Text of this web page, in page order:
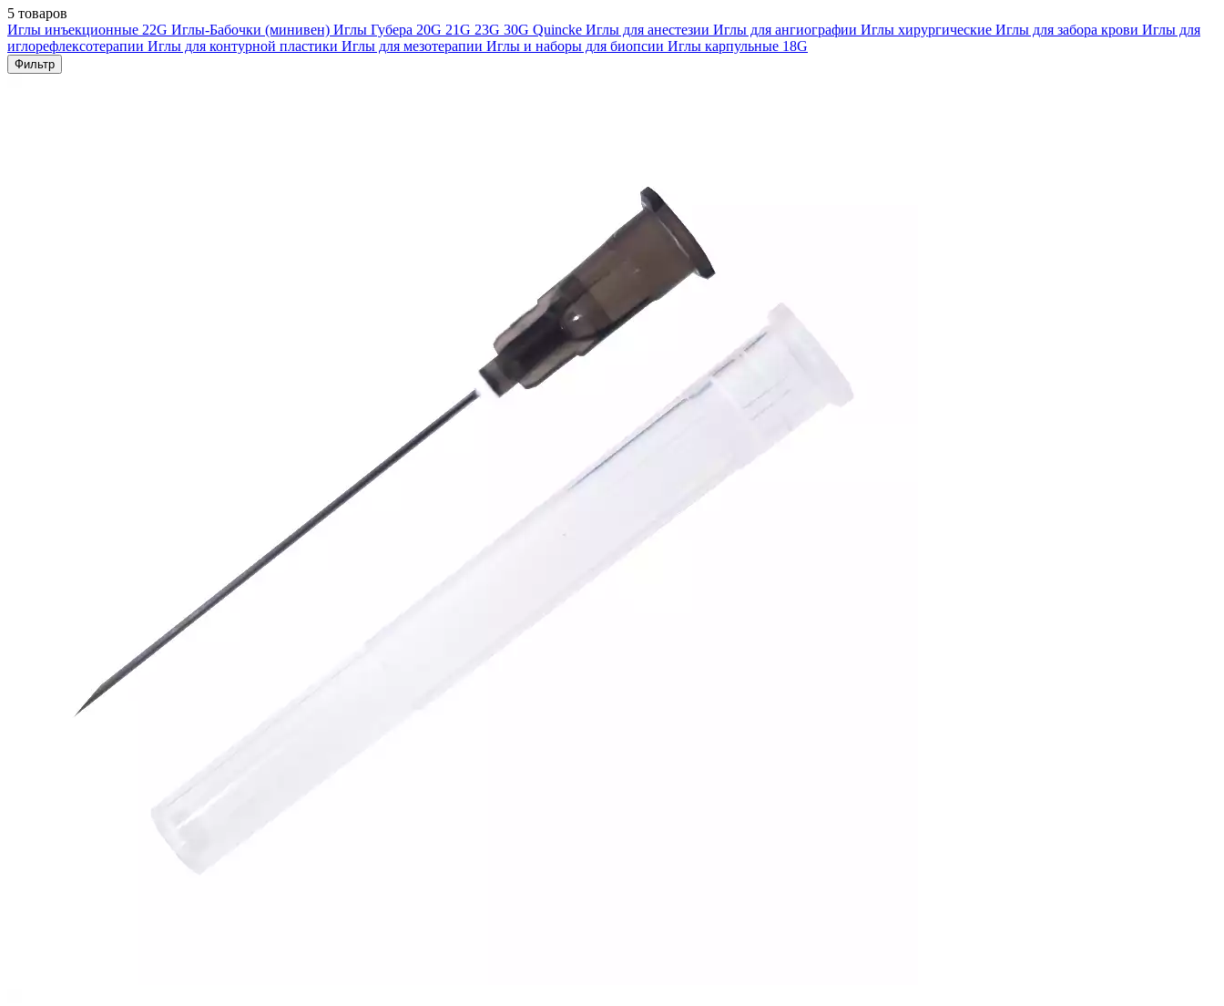
5 товаров
Иглы инъекционные 22G Иглы-Бабочки (минивен) Иглы Губера 20G 21G 23G 30G Quincke Иглы для анестезии Иглы для ангиографии Иглы хирургические Иглы для забора крови Иглы для
иглорефлексотерапии Иглы для контурной пластики Иглы для мезотерапии Иглы и наборы для биопсии Иглы карпульные 18G
Фильтр